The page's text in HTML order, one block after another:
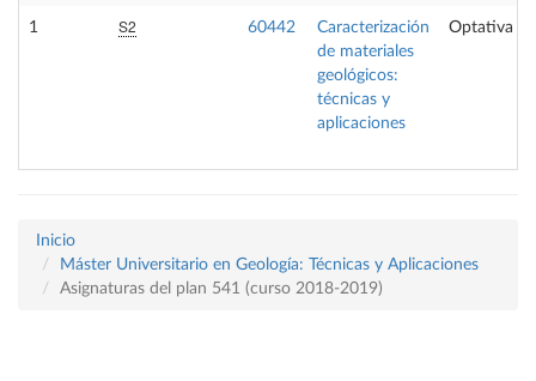
1 S2 60442
Caracterización
de materiales
geológicos:
técnicas y
aplicaciones
Optativa
Inicio
Máster Universitario en Geología: Técnicas y Aplicaciones
Asignaturas del plan 541 (curso 2018-2019)